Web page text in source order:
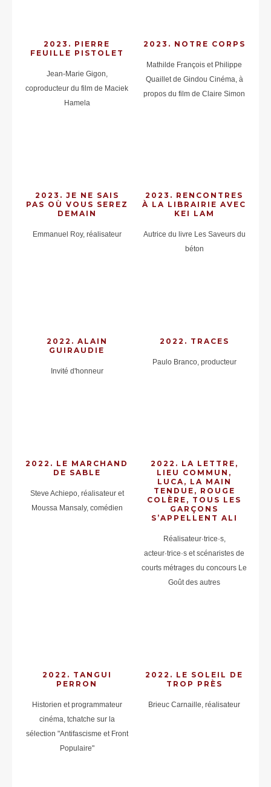
2023. PIERRE
FEUILLE PISTOLET
Jean-Marie Gigon,
coproducteur du film de Maciek
Hamela
2023. NOTRE CORPS
Mathilde François et Philippe
Quaillet de Gindou Cinéma, à
propos du film de Claire Simon
2023. JE NE SAIS
PAS OÙ VOUS SEREZ
DEMAIN
Emmanuel Roy, réalisateur
2023. RENCONTRES
À LA LIBRAIRIE AVEC
KEI LAM
Autrice du livre Les Saveurs du
béton
2022. ALAIN
GUIRAUDIE
Invité d'honneur
2022. TRACES
Paulo Branco, producteur
2022. LE MARCHAND
DE SABLE
Steve Achiepo, réalisateur et
Moussa Mansaly, comédien
2022. LA LETTRE,
LIEU COMMUN,
LUCA, LA MAIN
TENDUE, ROUGE
COLÈRE, TOUS LES
GARÇONS
S’APPELLENT ALI
Réalisateur·trice·s,
acteur·trice·s et scénaristes de
courts métrages du concours Le
Goût des autres
2022. TANGUI
PERRON
Historien et programmateur
cinéma, tchatche sur la
sélection "Antifascisme et Front
Populaire"
2022. LE SOLEIL DE
TROP PRÈS
Brieuc Carnaille, réalisateur